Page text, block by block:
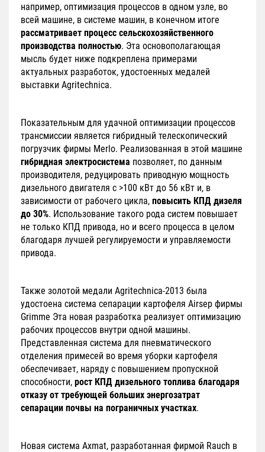
например, оптимизация процессов в одном узле, во
всей машине, в системе машин, в конечном итоге
рассматривает процесс сельскохозяйственного
производства полностью. Эта основополагающая
мысль будет ниже подкреплена примерами
актуальных разработок, удостоенных медалей
выставки Agritechnica.
Показательным для удачной оптимизации процессов
трансмиссии является гибридный телескопический
погрузчик фирмы Merlo. Реализованная в этой машине
гибридная электросистема позволяет, по данным
производителя, редуцировать приводную мощность
дизельного двигателя с >100 кВт до 56 кВт и, в
зависимости от рабочего цикла, повысить КПД дизеля
до 30%. Использование такого рода систем повышает
не только КПД привода, но и всего процесса в целом
благодаря лучшей регулируемости и управляемости
привода.
Также золотой медали Agritechnica-2013 была
удостоена система сепарации картофеля Airsep фирмы
Grimme Эта новая разработка реализует оптимизацию
рабочих процессов внутри одной машины.
Представленная система для пневматического
отделения примесей во время уборки картофеля
обеспечивает, наряду с повышением пропускной
способности, рост КПД дизельного топлива благодаря
отказу от требующей больших энергозатрат
сепарации почвы на пограничных участках.
Новая система Axmat, разработанная фирмой Rauch в